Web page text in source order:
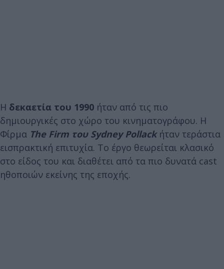
Η δεκαετία του 1990 ήταν από τις πιο
δημιουργικές στο χώρο του κινηματογράφου. Η
Φίρμα The Firm του Sydney Pollack ήταν τεράστια
εισπρακτική επιτυχία. Το έργο θεωρείται κλασικό
στο είδος του και διαθέτει από τα πιο δυνατά cast
ηθοποιών εκείνης της εποχής.